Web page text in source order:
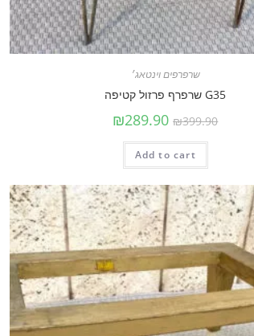
שרפרפים וינטאג׳
G35 שרפרף פרזול קטיפה
₪399.90
₪289.90
Add to cart